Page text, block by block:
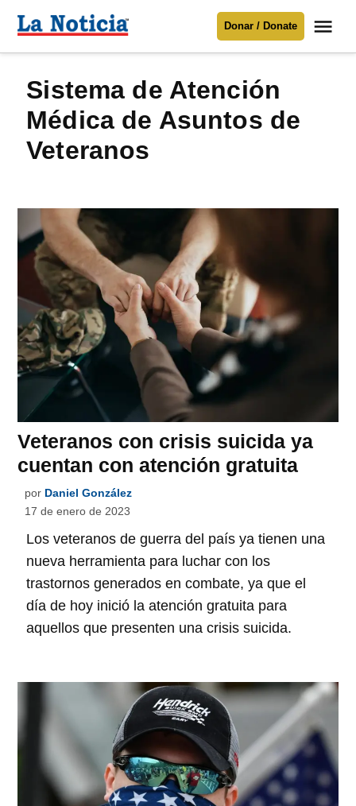
Para mantenerte informado necesitamos tu apoyo
contenido
Noticia
Donar / Donate
Sistema de Atención
Médica de Asuntos de
Veteranos
Veteranos con crisis suicida ya
cuentan con atención gratuita
por Daniel González
17 de enero de 2023
Los veteranos de guerra del país ya tienen una
nueva herramienta para luchar con los
trastornos generados en combate, ya que el
día de hoy inició la atención gratuita para
aquellos que presenten una crisis suicida.